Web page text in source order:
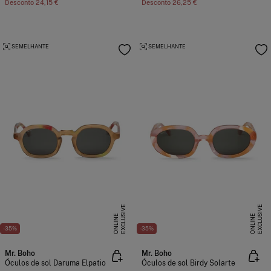
Desconto 24,15 € Desconto 26,25 €
-35% E
X
C
L
U
SI
V
E
O
N
L
I
N
E
SEMELHANTE
Mr. Boho
Óculos de sol Daruma Elpatio
-35% E
X
C
L
U
SI
V
E
O
N
L
I
N
E
SEMELHANTE
Mr. Boho
Óculos de sol Birdy Solarte